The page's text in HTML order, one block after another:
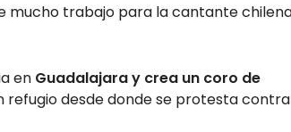
mucho trabajo para la cantante
en Guadalajaray crea un coro de
refugio desde donde se protesta